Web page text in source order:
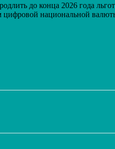
до конца 2026 года
цифровой национальной